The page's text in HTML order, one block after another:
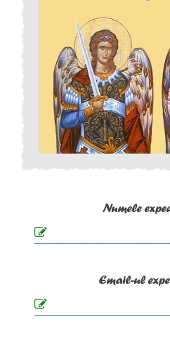
Numele
Email-ul